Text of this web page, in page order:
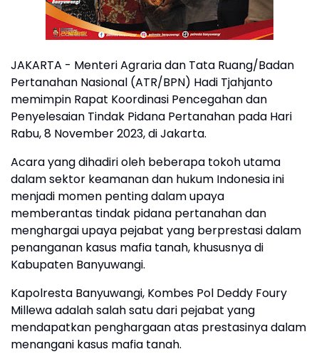
JAKARTA - Menteri Agraria dan Tata Ruang/Badan
Pertanahan Nasional (ATR/BPN) Hadi Tjahjanto
memimpin Rapat Koordinasi Pencegahan dan
Penyelesaian Tindak Pidana Pertanahan pada Hari
Rabu, 8 November 2023, di Jakarta.
Acara yang dihadiri oleh beberapa tokoh utama
dalam sektor keamanan dan hukum Indonesia ini
menjadi momen penting dalam upaya
memberantas tindak pidana pertanahan dan
menghargai upaya pejabat yang berprestasi dalam
penanganan kasus mafia tanah, khususnya di
Kabupaten Banyuwangi.
Kapolresta Banyuwangi, Kombes Pol Deddy Foury
Millewa adalah salah satu dari pejabat yang
mendapatkan penghargaan atas prestasinya dalam
menangani kasus mafia tanah.